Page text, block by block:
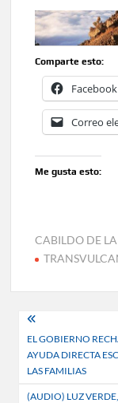
Comparte esto:
Facebook
Correo
Me gusta esto:
CABILDO DE
de
entradas
EL GOBIERNO
AYUDA DIRECTA
LAS FAMILIAS
(AUDIO) LUZ